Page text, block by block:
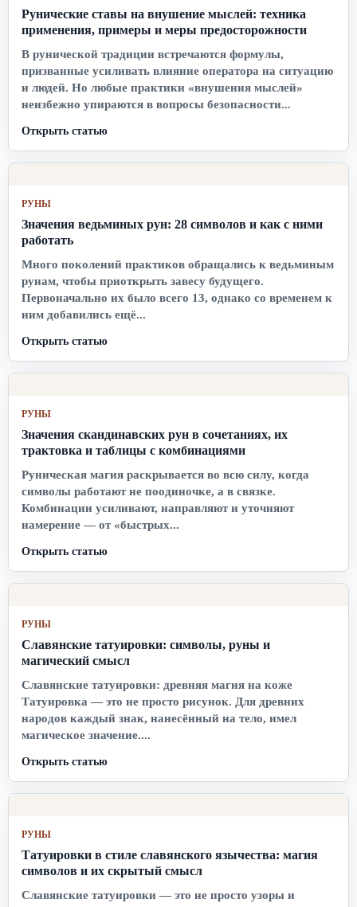
Рунические ставы на внушение мыслей: техника
применения, примеры и меры предосторожности
В рунической традиции встречаются формулы,
призванные усиливать влияние оператора на ситуацию
и людей. Но любые практики «внушения мыслей»
неизбежно упираются в вопросы безопасности...
Открыть статью
РУНЫ
Значения ведьминых рун: 28 символов и как с ними
работать
Много поколений практиков обращались к ведьминым
рунам, чтобы приоткрыть завесу будущего.
Первоначально их было всего 13, однако со временем к
ним добавились ещё...
Открыть статью
РУНЫ
Значения скандинавских рун в сочетаниях, их
трактовка и таблицы с комбинациями
Руническая магия раскрывается во всю силу, когда
символы работают не поодиночке, а в связке.
Комбинации усиливают, направляют и уточняют
намерение — от «быстрых...
Открыть статью
РУНЫ
Славянские татуировки: символы, руны и
магический смысл
Славянские татуировки: древняя магия на коже
Татуировка — это не просто рисунок. Для древних
народов каждый знак, нанесённый на тело, имел
магическое значение....
Открыть статью
РУНЫ
Татуировки в стиле славянского язычества: магия
символов и их скрытый смысл
Славянские татуировки — это не просто узоры и